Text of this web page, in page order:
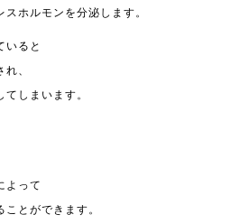
ホルモンを分泌します。
いると
れ、
てしまいます。
よって
ことができます。